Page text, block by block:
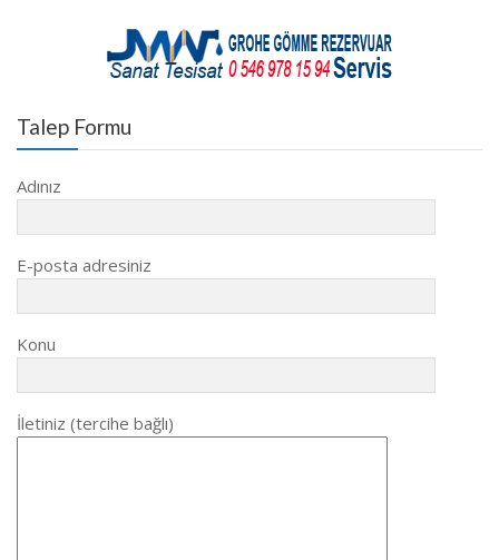
Talep Formu
Adınız
E-posta adresiniz
Konu
İletiniz (tercihe bağlı)